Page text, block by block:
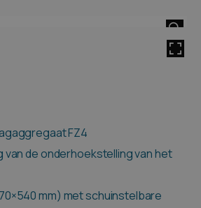
FZ4
van de onderhoekstelling van het
mm) met schuinstelbare